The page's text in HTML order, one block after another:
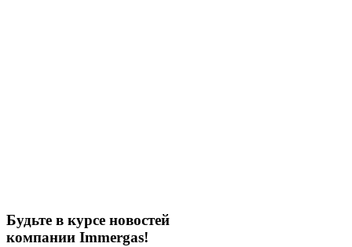
Будьте в курсе новостей
компании Immergas!